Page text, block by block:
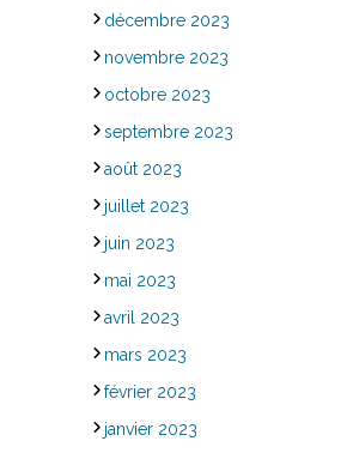
décembre 2023
novembre 2023
octobre 2023
septembre 2023
août 2023
juillet 2023
juin 2023
mai 2023
avril 2023
mars 2023
février 2023
janvier 2023